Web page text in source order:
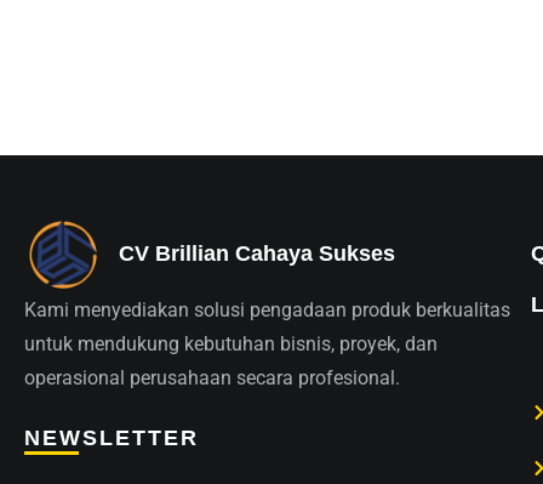
CV Brillian Cahaya Sukses
Kami menyediakan solusi pengadaan produk berkualitas
untuk mendukung kebutuhan bisnis, proyek, dan
operasional perusahaan secara profesional.
NEWSLETTER